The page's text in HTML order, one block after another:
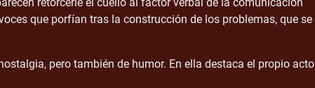
que porfían tras la construcción de los problemas, que se
pero también de humor. En ella destaca el propio acto